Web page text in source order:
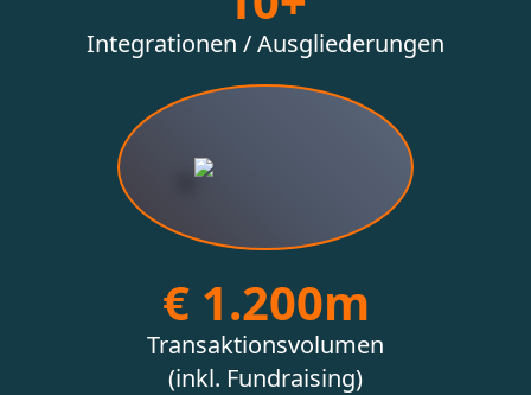
Integrationen / Ausgliederungen
€ 1.200m
Transaktionsvolumen
(inkl. Fundraising)